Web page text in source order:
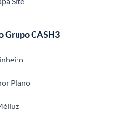
Grupo CASH3
Plano